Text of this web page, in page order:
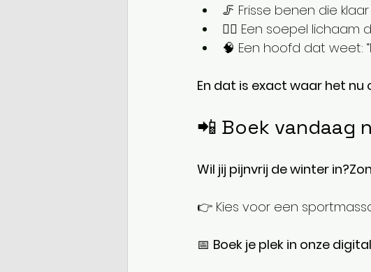
🦵 Frisse benen die
🧘‍♀️ Een soepel
🧠 Een hoofd dat weet:
En dat is exact waar het nu
📲 Boek vandaag
Wil jij pijnvrij de winter
👉 Kies voor een
📅 Boek je plek in onze